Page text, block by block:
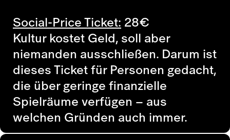
Social-Price Ticket: 28€
Kultur kostet Geld, soll aber
niemanden ausschließen. Darum ist
dieses Ticket für Personen gedacht,
die über geringe finanzielle
Spielräume verfügen – aus
welchen Gründen auch immer.